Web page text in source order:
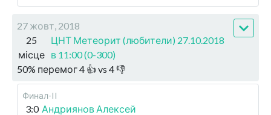
27 жовт, 2018
25
місце
ЦНТ Метеорит (любители) 27.10.2018
в 11:00 (0-300)
50% перемог4 👍 vs 4👎
Финал-II
3:0 Андриянов Алексей